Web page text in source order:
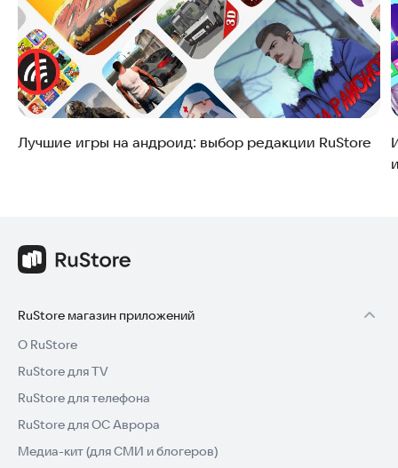
Лучшие игры на андроид: выбор редакции RuStore
RuStore магазин приложений
О RuStore
RuStore для TV
RuStore для телефона
RuStore для ОС Аврора
Медиа-кит (для СМИ и блогеров)